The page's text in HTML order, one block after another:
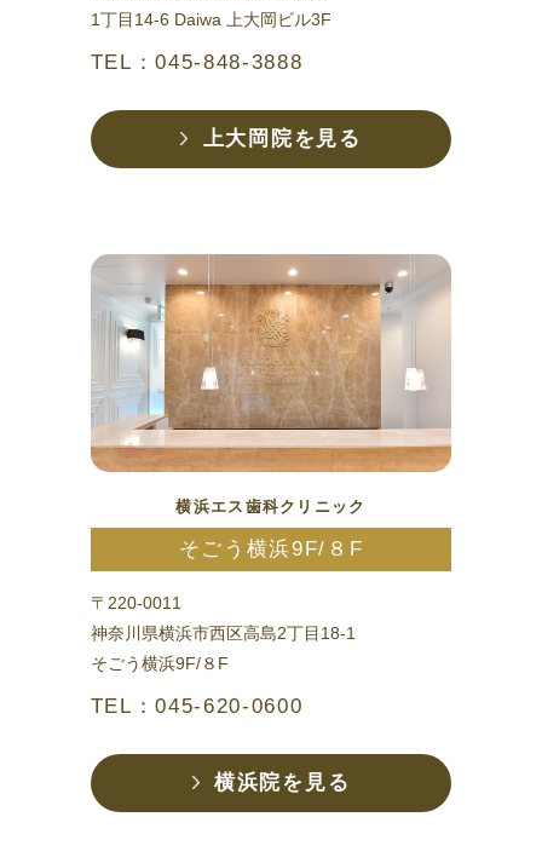
1丁目14-6 Daiwa 上大岡ビル3F
TEL：045-848-3888
上大岡院を見る
横浜エス歯科クリニック
そごう横浜9F/８F
〒220-0011
神奈川県横浜市西区高島2丁目18-1
そごう横浜9F/８F
TEL：045-620-0600
横浜院を見る